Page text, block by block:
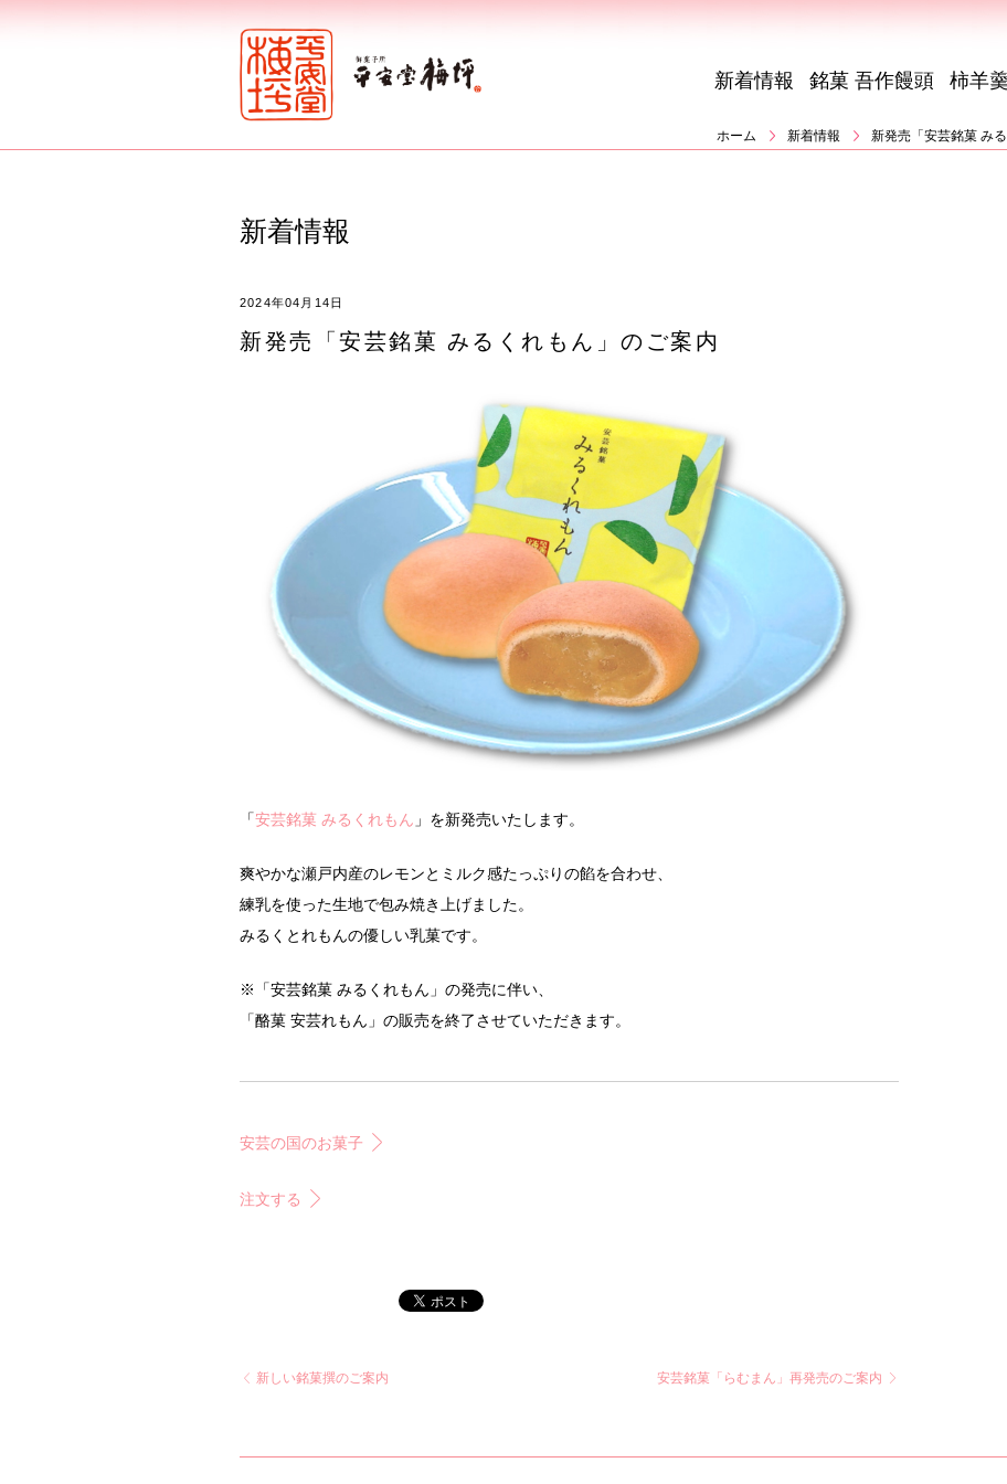
新着情報 銘菓 吾作饅頭 柿羊
ホーム 新着情報 新発売「安芸銘菓 み
新着情報
2024年04月14日
新発売「安芸銘菓 みるくれもん」のご案内
「 安芸銘菓 みるくれもん 」を新発売いたします。
爽やかな瀬戸内産のレモンとミルク感たっぷりの餡を合わせ、
練乳を使った生地で包み焼き上げました。
みるくとれもんの優しい乳菓です。
※「安芸銘菓 みるくれもん」の発売に伴い、
「酪菓 安芸れもん」の販売を終了させていただきます。
安芸の国のお菓子
注文する
新しい銘菓撰のご案内 安芸銘菓「らむまん」再発売のご案内